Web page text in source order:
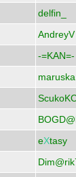
delfin_
AndreyV
-=KAN=-
eХtasy